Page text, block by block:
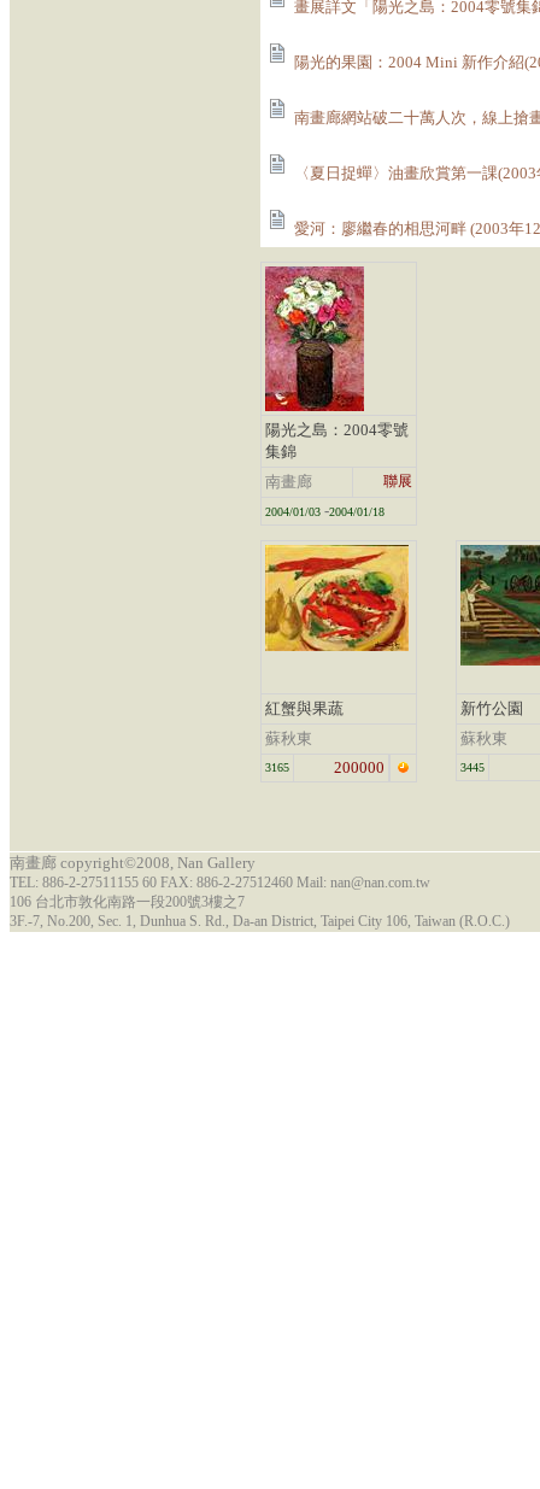
畫展詳文「陽光之島：2004零號集
陽光的果園：2004 Mini 新作介紹
南畫廊網站破二十萬人次，線上搶
〈夏日捉蟬〉油畫欣賞第一課
愛河：廖繼春的相思河畔 (2003年
陽光之島：2004零號
集錦
南畫廊
聯展
2004/01/03 -2004/01/18
紅蟹與果蔬
蘇秋東
3165 200000
新竹公園
蘇秋東
3445
南畫廊 copyright©2008, Nan Gallery
TEL: 886-2-27511155 60 FAX: 886-2-27512460 Mail: nan@nan.com.tw
106 台北市敦化南路一段200號3樓之7
3F.-7, No.200, Sec. 1, Dunhua S. Rd., Da-an District, Taipei City 106, Taiwan (R.O.C.)